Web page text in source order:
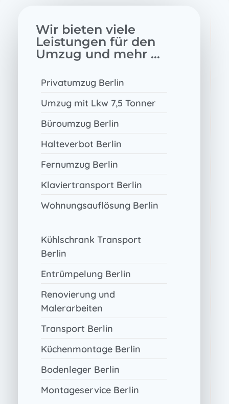
Wir bieten viele
Leistungen für den
Umzug und mehr ...
Privatumzug Berlin
Umzug mit Lkw 7,5 Tonner
Büroumzug Berlin
Halteverbot Berlin
Fernumzug Berlin
Klaviertransport Berlin
Wohnungsauflösung Berlin
Kühlschrank Transport
Berlin
Entrümpelung Berlin
Renovierung und
Malerarbeiten
Transport Berlin
Küchenmontage Berlin
Bodenleger Berlin
Montageservice Berlin